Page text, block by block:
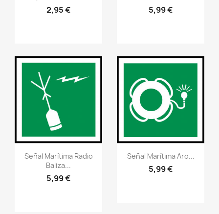
2,95 € 5,99 €
visibilityVistazo rápido
Señal Marítima Radio
Baliza...
5,99 €
visibilityVistazo rápido
Señal Marítima Aro...
5,99 €